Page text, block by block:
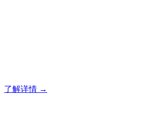
了解详情 →